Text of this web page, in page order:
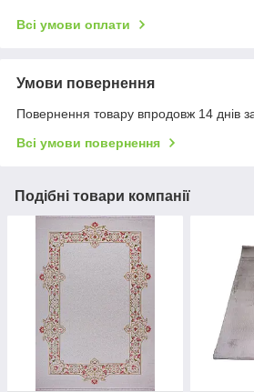
Всі умови оплати
Умови повернення
Повернення товару впродовж 14 днів
Всі умови повернення
Подібні товари компанії